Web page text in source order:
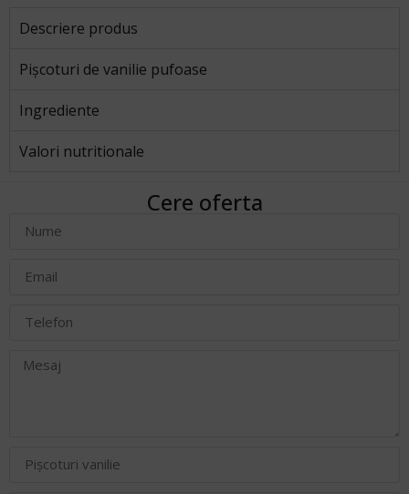
Descriere produs
Pișcoturi de vanilie pufoase
Ingrediente
Valori nutritionale
Cere oferta